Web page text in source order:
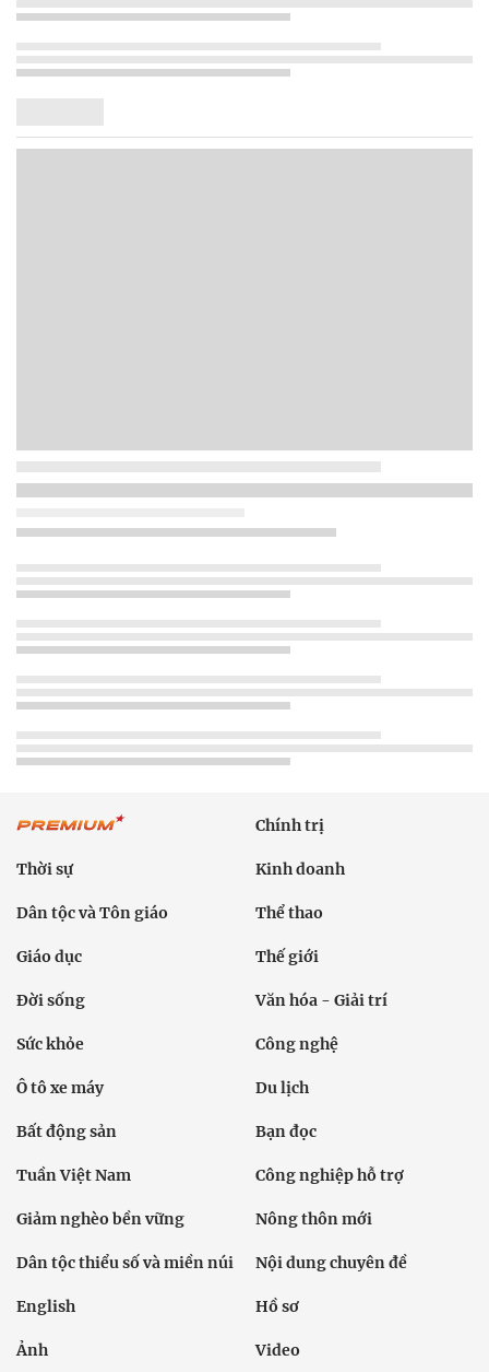
Chính trị
Thời sự Kinh doanh
Dân tộc và Tôn giáo Thể thao
Giáo dục Thế giới
Đời sống Văn hóa - Giải trí
Sức khỏe Công nghệ
Ô tô xe máy Du lịch
Bất động sản Bạn đọc
Tuần Việt Nam Công nghiệp hỗ trợ
Giảm nghèo bền vững Nông thôn mới
Dân tộc thiểu số và miền núi Nội dung chuyên đề
English Hồ sơ
Ảnh Video